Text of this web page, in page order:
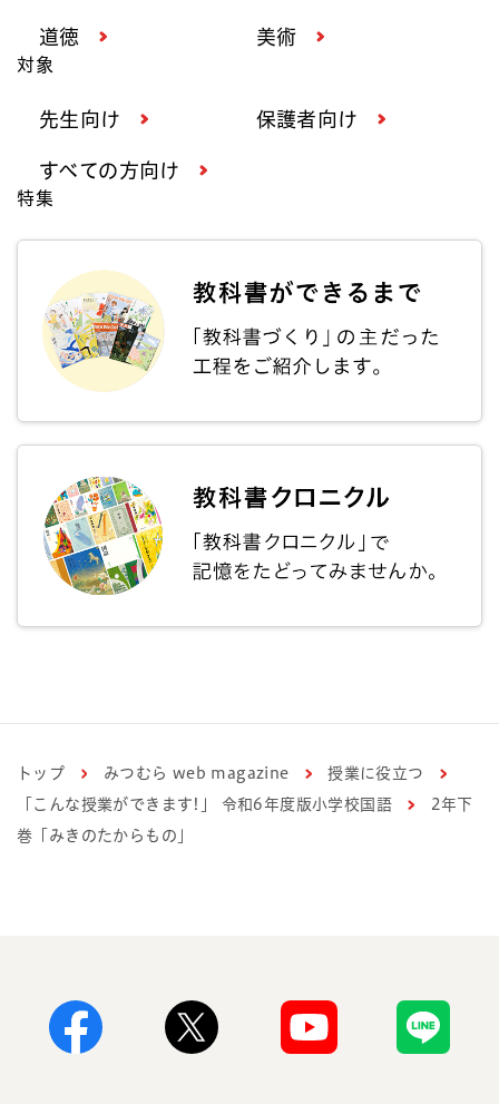
道徳 美術
対象
先生向け 保護者向け
すべての方向け
特集
トップ みつむら web magazine
授業に役立つ
「こんな授業ができます!」 令和6年度版小学校国語
2年下
巻「みきのたからもの」